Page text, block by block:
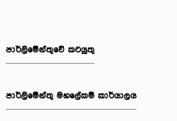
පාර්ලිමේන්තුවේ කටයුතු
පාර්ලිමේන්තු මහලේකම් කාර්යාලය